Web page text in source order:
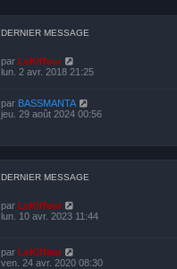
DERNIER MESSAGE
par LeKiffeur
lun. 2 avr. 2018 21:25
par BASSMANTA
jeu. 29 août 2024 00:56
DERNIER MESSAGE
par LeKiffeur
lun. 10 avr. 2023 11:44
par LeKiffeur
ven. 24 avr. 2020 08:30